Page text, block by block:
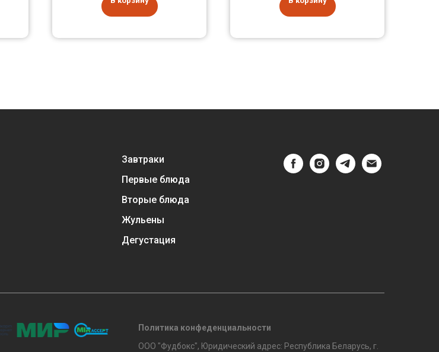
Завтраки
Первые блюда
Вторые блюда
Жульены
Дегустация
Политика конфеденциальности
ООО "Фудбокс", Юридический адрес: Республика Беларусь, г.